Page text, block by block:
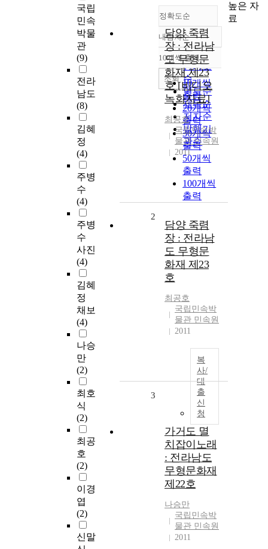
국립
민속
박물
관
(9)
전라
남도
(8)
김혜
정
(4)
주병
수
(4)
주병
수
사진
(4)
김혜
정
채보
(4)
나승
만
(2)
최호
식
(2)
최공
호
(2)
이경
엽
(2)
신말
정확도순
정확도
순
인기도
순
연도순
제목순
저자순
발행기
관순
내림차순
내림차순
10개씩 출력
10개씩
출력
20개씩
출력
30개씩
출력
50개씩
출력
100개씩
출력
조회
담양 죽렴
장 : 전라남
도 무형문
화재 제23
호 [비디오
녹화자료]
최공호
국립민속박
물관 민속원
2011
2
담양 죽렴
장 : 전라남
도 무형문
화재 제23
호
최공호
국립민속박
물관 민속원
2011
복
사/
대
출
신
청
3
가거도 멸
치잡이노래
: 전라남도
무형문화재
제22호
나승만
국립민속박
물관 민속원
2011
높은 자
료